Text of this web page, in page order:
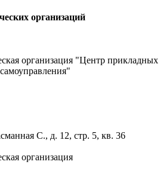
организаций
организация "Центр прикладных
С., д. 12, стр. 5, кв. 36
организация